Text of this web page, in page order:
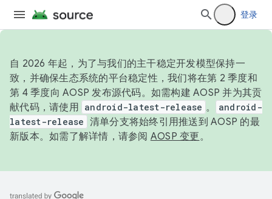
登录
自 2026 年起，为了与我们的主干稳定开发模型保持一
致，并确保生态系统的平台稳定性，我们将在第 2 季度和
第 4 季度向 AOSP 发布源代码。如需构建 AOSP 并为其贡
献代码，请使用 android-latest-release 。
android-
latest-release 清单分支将始终引用推送到 AOSP 的最
新版本。如需了解详情，请参阅 AOSP 变更。